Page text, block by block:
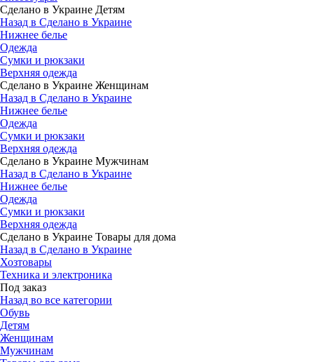
Сделано в Украине Детям
Назад в Сделано в Украине
Нижнее белье
Одежда
Сумки и рюкзаки
Верхняя одежда
Сделано в Украине Женщинам
Назад в Сделано в Украине
Нижнее белье
Одежда
Сумки и рюкзаки
Верхняя одежда
Сделано в Украине Мужчинам
Назад в Сделано в Украине
Нижнее белье
Одежда
Сумки и рюкзаки
Верхняя одежда
Сделано в Украине Товары для дома
Назад в Сделано в Украине
Хозтовары
Техника и электроника
Под заказ
Назад во все категории
Обувь
Детям
Женщинам
Мужчинам